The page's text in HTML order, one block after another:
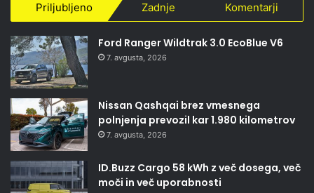
Priljubljeno Zadnje Komentarji
Ford Ranger Wildtrak 3.0 EcoBlue V6
7. avgusta, 2026
Nissan Qashqai brez vmesnega
polnjenja prevozil kar 1.980 kilometrov
7. avgusta, 2026
ID.Buzz Cargo 58 kWh z več dosega, več
moči in več uporabnosti